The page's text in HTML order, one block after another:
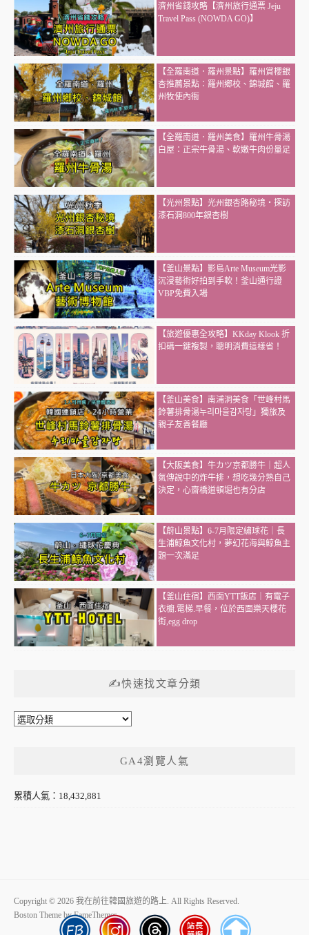
濟州省錢攻略【濟州旅行通票 Jeju
Travel Pass (NOWDA GO)】
【全羅南道．羅州景點】羅州賞櫻銀
杏推薦景點：羅州鄉校、錦城館、羅
州牧使內衙
【全羅南道．羅州美食】羅州牛骨湯
白屋：正宗牛骨湯、軟嫩牛肉份量足
【光州景點】光州銀杏路秘境・探訪
漆石洞800年銀杏樹
【釜山景點】影島Arte Museum光影
沉浸藝術好拍到手軟！釜山通行證
VBP免費入場
【旅遊優惠全攻略】KKday Klook 折
扣碼一鍵複製，聰明消費這樣省！
【釜山美食】南浦洞美食「世峰村馬
鈴薯排骨湯누리마을감자탕」獨旅及
親子友善餐廳
【大阪美食】牛カツ京都勝牛｜超人
氣傳說中的炸牛排，想吃幾分熟自己
決定，心齋橋道頓堀也有分店
【蔚山景點】6-7月限定繡球花｜長
生浦鯨魚文化村，夢幻花海與鯨魚主
題一次滿足
【釜山住宿】西面YTT飯店｜有電子
衣櫥.電梯.早餐，位於西面樂天櫻花
街,egg drop
✍快速找文章分類
✍
章
GA4瀏覽人氣
累積人氣：18,432,881
Copyright © 2026 我在前往韓國旅遊的路上. All Rights Reserved.
Boston Theme byFameThemes